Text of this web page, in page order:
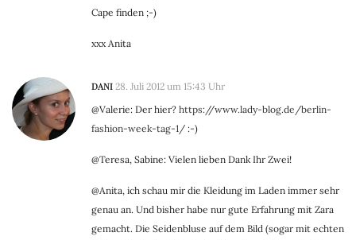
Cape finden ;-)
xxx Anita
DANI 28. Juli 2012 um 15:43 Uhr
@Valerie: Der hier? https://www.lady-blog.de/berlin-
fashion-week-tag-1/ :-)
@Teresa, Sabine: Vielen lieben Dank Ihr Zwei!
@Anita, ich schau mir die Kleidung im Laden immer sehr
genau an. Und bisher habe nur gute Erfahrung mit Zara
gemacht. Die Seidenbluse auf dem Bild (sogar mit echten